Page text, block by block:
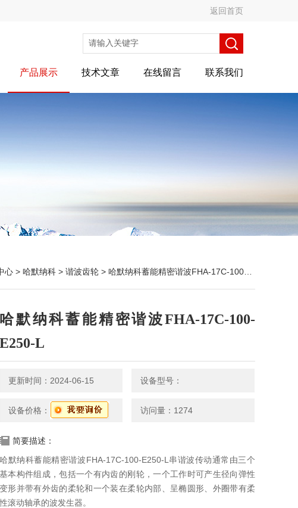
返回首页
产品展示 技术文章 在线留言 联系我们
心 > 哈默纳科 > 谐波齿轮 > 哈默纳科蓄能精密谐波FHA-17C-100-E250-L
哈默纳科蓄能精密谐波FHA-17C-100-
E250-L
更新时间：2024-06-15 设备型号：
设备价格： 访问量：1274
简要描述：
哈默纳科蓄能精密谐波FHA-17C-100-E250-L串谐波传动通常由三个
基本构件组成，包括一个有内齿的刚轮，一个工作时可产生径向弹性
变形并带有外齿的柔轮和一个装在柔轮内部、呈椭圆形、外圈带有柔
性滚动轴承的波发生器。